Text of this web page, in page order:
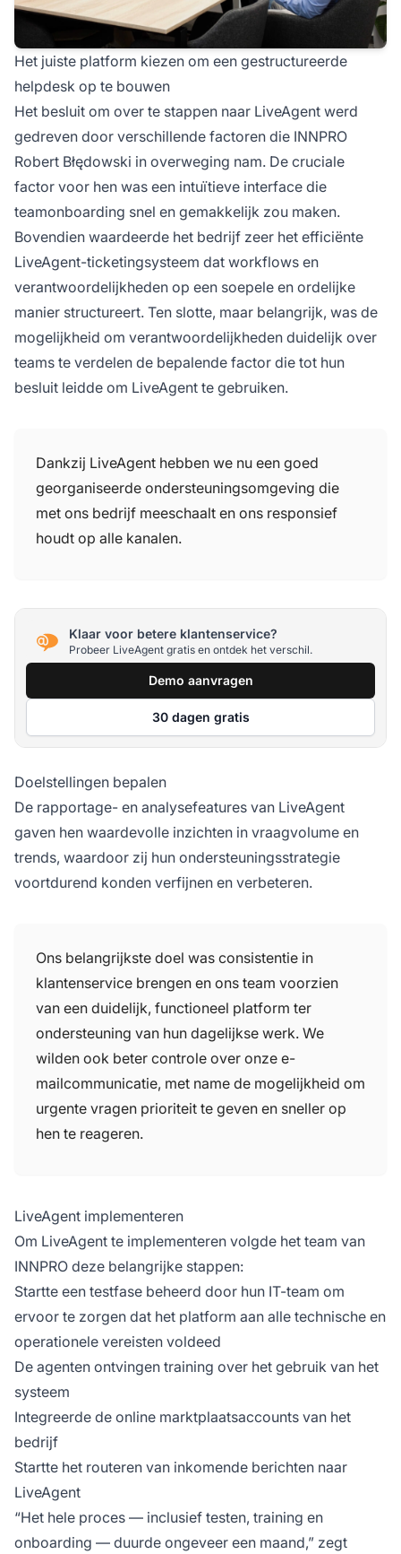
Het juiste platform kiezen om een gestructureerde
helpdesk op te bouwen
Het besluit om over te stappen naar LiveAgent werd
gedreven door verschillende factoren die INNPRO
Robert Błędowski in overweging nam. De cruciale
factor voor hen was een intuïtieve interface die
teamonboarding snel en gemakkelijk zou maken.
Bovendien waardeerde het bedrijf zeer het efficiënte
LiveAgent-ticketingsysteem dat workflows en
verantwoordelijkheden op een soepele en ordelijke
manier structureert. Ten slotte, maar belangrijk, was de
mogelijkheid om verantwoordelijkheden duidelijk over
teams te verdelen de bepalende factor die tot hun
besluit leidde om LiveAgent te gebruiken.
Dankzij LiveAgent hebben we nu een goed
georganiseerde ondersteuningsomgeving die
met ons bedrijf meeschaalt en ons responsief
houdt op alle kanalen.
Klaar voor betere klantenservice?
Probeer LiveAgent gratis en ontdek het verschil.
Demo aanvragen
30 dagen gratis
Doelstellingen bepalen
De rapportage- en analysefeatures van LiveAgent
gaven hen waardevolle inzichten in vraagvolume en
trends, waardoor zij hun ondersteuningsstrategie
voortdurend konden verfijnen en verbeteren.
Ons belangrijkste doel was consistentie in
klantenservice brengen en ons team voorzien
van een duidelijk, functioneel platform ter
ondersteuning van hun dagelijkse werk. We
wilden ook beter controle over onze e-
mailcommunicatie, met name de mogelijkheid om
urgente vragen prioriteit te geven en sneller op
hen te reageren.
LiveAgent implementeren
Om LiveAgent te implementeren volgde het team van
INNPRO deze belangrijke stappen:
Startte een testfase beheerd door hun IT-team om
ervoor te zorgen dat het platform aan alle technische en
operationele vereisten voldeed
De agenten ontvingen training over het gebruik van het
systeem
Integreerde de online marktplaatsaccounts van het
bedrijf
Startte het routeren van inkomende berichten naar
LiveAgent
“Het hele proces — inclusief testen, training en
onboarding — duurde ongeveer een maand,” zegt